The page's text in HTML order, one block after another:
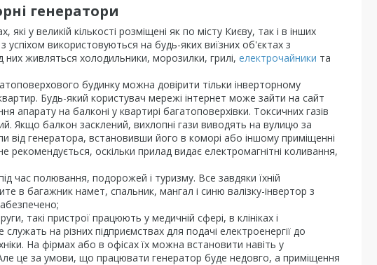
генератори
у великій кількості розміщені як по місту Києву, так і в інших
успіхом використовуються на будь-яких виїзних об'єктах з
них живляться холодильники, морозилки, грилі, електрочайники та
будинку можна довірити тільки інверторному
Будь-який користувач мережі інтернет може зайти на сайт
на балконі у квартирі багатоповерхівки. Токсичних газів
Якщо балкон засклений, вихлопні гази виводять на вулицю за
генератора, встановивши його в коморі або іншому приміщенні
оскільки прилад видає електромагнітні коливання,
час полювання, подорожей і туризму. Все завдяки їхній
в багажник намет, спальник, мангал і синю валізку-інвертор з
такі пристрої працюють у медичній сфері, в клініках і
на різних підприємствах для подачі електроенергії до
На фірмах або в офісах їх можна встановити навіть у
це за умови, що працювати генератор буде недовго, а приміщення